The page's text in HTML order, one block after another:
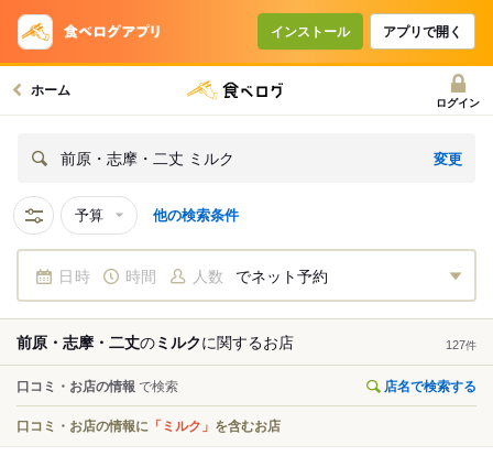
インストール アプリで開く
ホーム
ログイン
前原・志摩・二丈 ミルク 変更
予算 他の検索条件
日時 時間 人数 でネット予約
前原・志摩・二丈のミルクに関するお店 127件
口コミ・お店の情報 で検索 店名で検索する
口コミ・お店の情報に 「ミルク」 を含むお店